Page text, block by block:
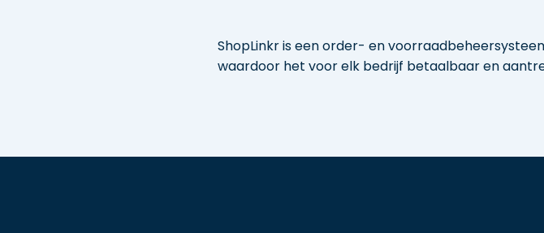
ShopLinkr is een order- en
waardoor het voor elk bedrijf betaalbaar en